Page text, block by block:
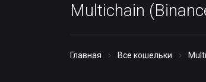
Multichain
Главная Все кошельки